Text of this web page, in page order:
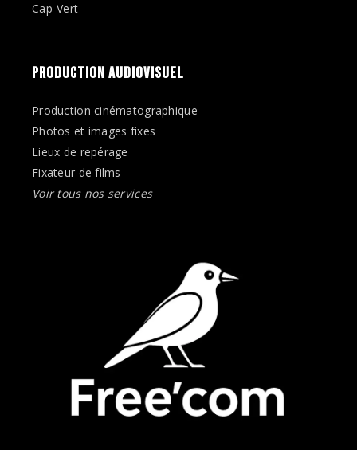
Cap-Vert
PRODUCTION AUDIOVISUEL
Production cinématographique
Photos et images fixes
Lieux de repérage
Fixateur de films
Voir tous nos services